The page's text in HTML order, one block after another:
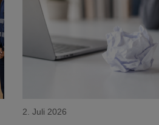
Loading...
2. Juli 2026